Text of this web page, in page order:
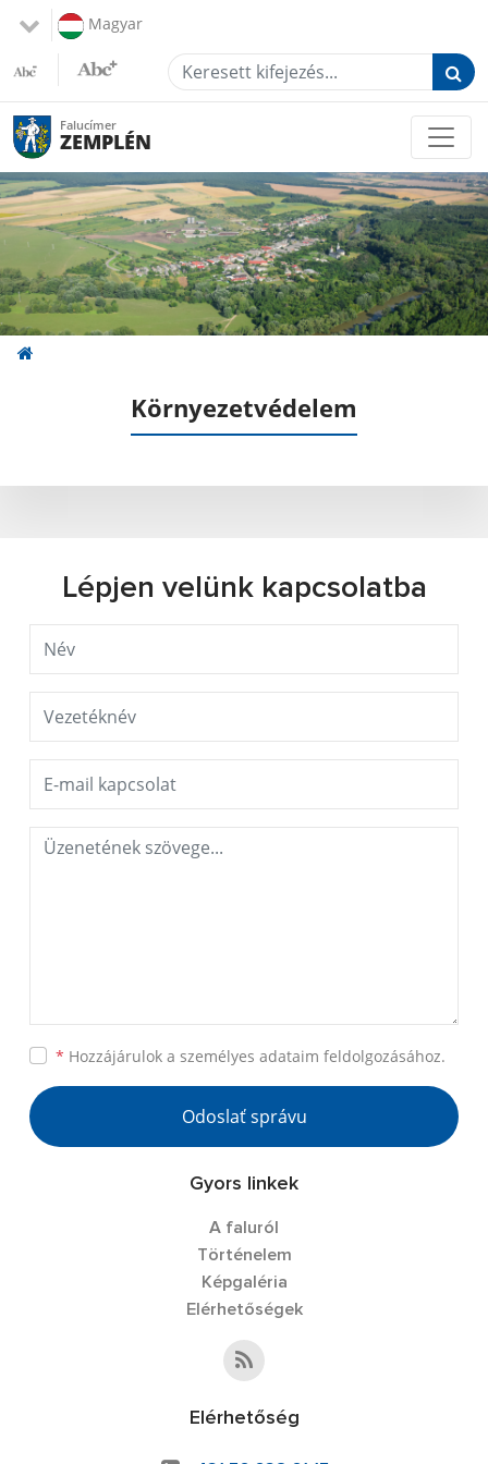
Magyar
Keresett kifejezés...
Falucímer
ZEMPLÉN
Környezetvédelem
Lépjen velünk kapcsolatba
* Hozzájárulok a személyes adataim feldolgozásához.
Odoslať správu
Gyors linkek
A faluról
Történelem
Képgaléria
Elérhetőségek
Elérhetőség